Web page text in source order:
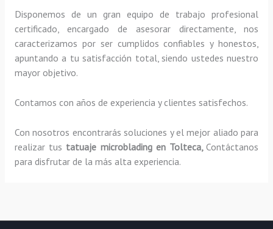
Disponemos de un gran equipo de trabajo profesional
certificado, encargado de asesorar directamente, nos
caracterizamos por ser cumplidos confiables y honestos,
apuntando a tu satisfacción total, siendo ustedes nuestro
mayor objetivo.
Contamos con años de experiencia y clientes satisfechos.
Con nosotros encontrarás soluciones y el mejor aliado para
realizar tus tatuaje microbladingen Tolteca,Contáctanos
para disfrutar de la más alta experiencia.